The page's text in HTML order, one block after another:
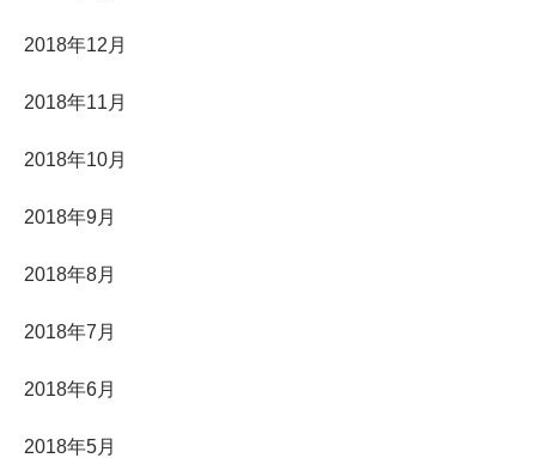
2018年12月
2018年11月
2018年10月
2018年9月
2018年8月
2018年7月
2018年6月
2018年5月